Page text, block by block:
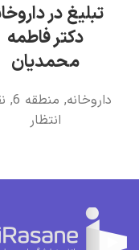
تبلیغ در
دکتر فاطمه
محمدیان
داروخانه, منطقه 6 ,
انتظار